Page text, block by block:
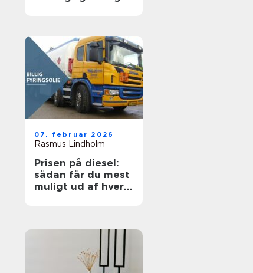
07. februar 2026
Rasmus Lindholm
Prisen på diesel:
sådan får du mest
muligt ud af hver